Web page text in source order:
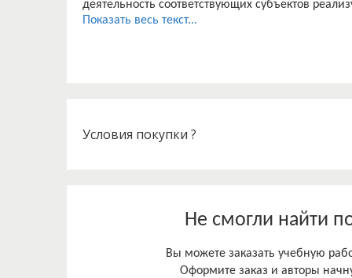
деятельность соответствующих субъектов
защиты безработных, посредством которых
пособие по безработице.
Показать весь текст...
Условия покупки ?
Не смогли найти
Вы можете заказать учебную
Оформите заказ и авторы